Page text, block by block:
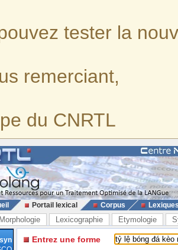
tester la
remerciant,
du CNRTL
Portail lexical Corpus
Morphologie Lexicographie Etymologie
Entrez une forme